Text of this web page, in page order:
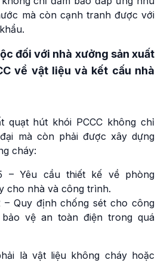
mà còn cạnh tranh được với
đối với nhà xưởng sản xuất
về vật liệu và kết cấu nhà
quạt hút khói PCCC không chỉ
mà còn phải được xây dựng
cháy:
– Yêu cầu thiết kế về phòng
cho nhà và công trình.
– Quy định chống sét cho công
vệ an toàn điện trong quá
là vật liệu không cháy hoặc